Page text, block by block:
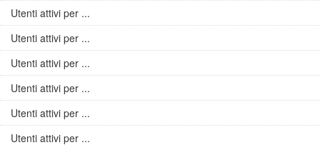
Utenti attivi per ...
Utenti attivi per ...
Utenti attivi per ...
Utenti attivi per ...
Utenti attivi per ...
Utenti attivi per ...